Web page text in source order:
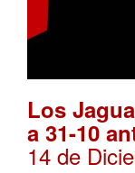
Los
a 31-10
14 de